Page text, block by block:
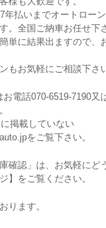
払いまでオートロー
。全国ご納車お任せ下
単に結果出ますので、
もお気軽にご相談下さ
電話070-6519-7190又
掲載していない
をご覧下さい。
確認」は、お気軽にど
】をご覧ください。
ります。